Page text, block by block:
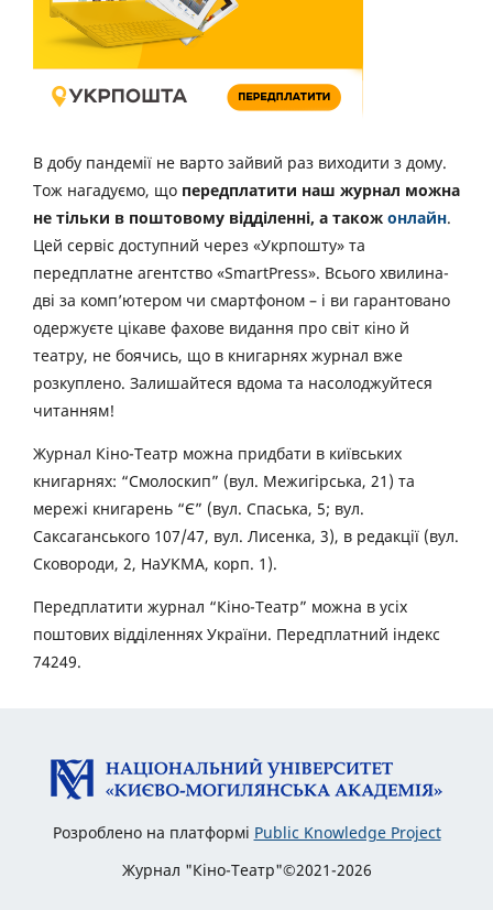
В добу пандемії не варто зайвий раз виходити з дому.
Тож нагадуємо, що передплатити наш журнал можна
не тільки в поштовому відділенні, а також онлайн.
Цей сервіс доступний через «Укрпошту» та
передплатне агентство «SmartPress». Всього хвилина-
дві за комп’ютером чи смартфоном – і ви гарантовано
одержуєте цікаве фахове видання про світ кіно й
театру, не боячись, що в книгарнях журнал вже
розкуплено. Залишайтеся вдома та насолоджуйтеся
читанням!
Журнал Кіно-Театр можна придбати в київських
книгарнях: “Смолоскип” (вул. Межигірська, 21) та
мережі книгарень “Є” (вул. Спаська, 5; вул.
Саксаганського 107/47, вул. Лисенка, 3), в редакції (вул.
Сковороди, 2, НаУКМА, корп. 1).
Передплатити журнал “Кіно-Театр” можна в усіх
поштових відділеннях України. Передплатний індекс
74249.
Розроблено на платформі Public Knowledge Project
Журнал "Кіно-Театр"©2021-2026